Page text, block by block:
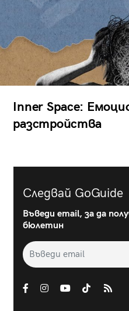
Inner Space:
разстройства
Следвай GoGuide
Въведи email, за да
бюлетин